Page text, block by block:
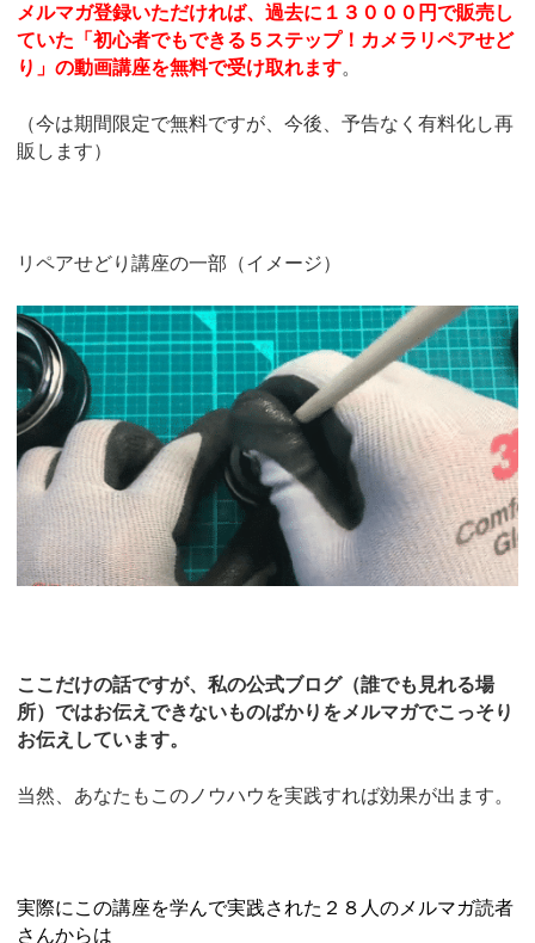
メルマガ登録いただければ、過去に１３０００円で販売し
ていた「初心者でもできる５ステップ！カメラリペアせど
り」の動画講座を無料で受け取れます。
（今は期間限定で無料ですが、今後、予告なく有料化し再
販します）
リペアせどり講座の一部（イメージ）
ここだけの話ですが、私の公式ブログ（誰でも見れる場
所）ではお伝えできないものばかりをメルマガでこっそり
お伝えしています。
当然、あなたもこのノウハウを実践すれば効果が出ます。
実際にこの講座を学んで実践された２８人のメルマガ読者
さんからは